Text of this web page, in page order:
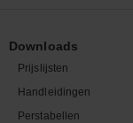
Downloads
Prijslijsten
Handleidingen
Perstabellen